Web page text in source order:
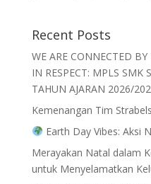
Recent Posts
WE ARE CONNECTED
IN RESPECT: MPLS SMK
TAHUN AJARAN 2026/
Kemenangan Tim
Earth Day Vibes: Aksi
Merayakan Natal dalam
untuk Menyelamatkan